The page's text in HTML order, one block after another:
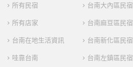
所有民宿
所有店家
台南在地生活資訊
哇靠台南
台南大內區民宿
台南麻豆區民宿
台南新化區民宿
台南左鎮區民宿